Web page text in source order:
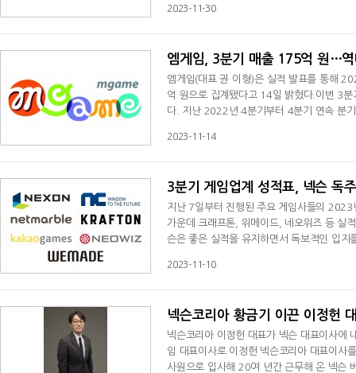
개념의 전투 시스템을 필두로 고착화된 수집
2023-11-30
엠게임, 3분기 매출 175억 원…
엠게임(대표 권 이형)은 실적 발표를 통해
억 원으로 집계됐다고 14일 밝혔다.이번 3
다. 지난 2022년 4분기부터 4분기 연속 분
8% 하락했다.중국 '열혈강호 온라인'과 북
2023-11-14
3분기 게임업계 성적표, 넥슨 독
지난 7일부터 진행된 주요 게임사들의
가운데 크래프톤, 위메이드, 네오위즈 등 실
슨은 좋은 실적을 유지하면서 독보적인 입
각 전년 동기 대비 23%, 47% 상승했지만,
2023-11-10
넥슨코리아 황금기 이끈 이정헌
넥슨코리아 이정헌 대표가 넥슨 대표이사에 내정됐다. 넥슨(NEXON Co., Ltd. 대표이사 오웬 마
임 대표이사로 이정헌 넥슨코리아 대표이사
사원으로 입사해 20여 년간 근무해 온 넥슨